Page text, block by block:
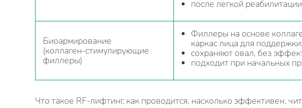
после легкой
Биоармирование
(коллаген‑стимулирующие
филлеры)
Филлеры на основе
каркас лица для поддержки;
сохраняют овал, без
подходит при начальных
Что такое RF-лифтинг, как проводится, насколько эффективен,